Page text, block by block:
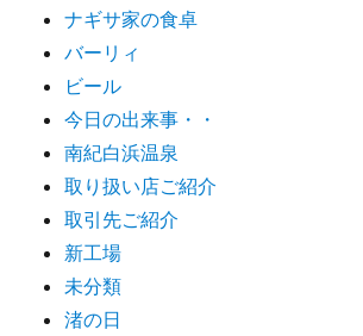
ナギサ家の食卓
バーリィ
ビール
今日の出来事・・
南紀白浜温泉
取り扱い店ご紹介
取引先ご紹介
新工場
未分類
渚の日